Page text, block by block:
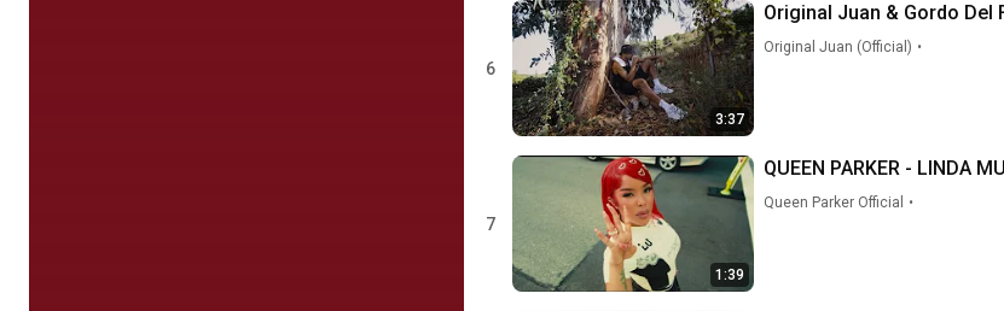
6
3:37
Original Juan & Gordo Del
Original Juan (Official) •
7
1:39
QUEEN PARKER - LINDA
Queen Parker Official •